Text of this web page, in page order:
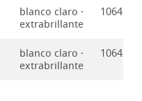
blanco claro ·
extrabrillante
blanco claro ·
extrabrillante